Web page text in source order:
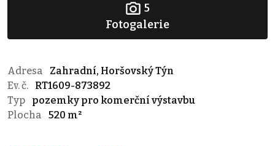
5
Fotogalerie
Adresa
Zahradní, Horšovský Týn
Ev. č.
RT1609-873892
Typ
pozemky pro komerční výstavbu
Plocha
520 m²